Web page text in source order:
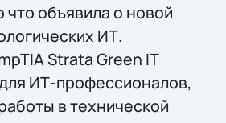
что объявила о новой
ИТ.
Strata Green IT
ИТ-профессионалов,
в технической